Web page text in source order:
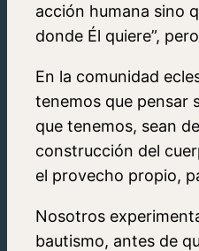
acción humana sino
donde Él quiere”,
En la comunidad
tenemos que pensar
que tenemos, sean
construcción del
el provecho propio,
Nosotros
bautismo, antes de